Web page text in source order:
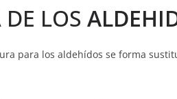
LOS
para los aldehídos se forma